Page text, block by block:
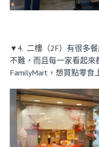
▼4. 二樓（2F）有很多
不難，而且每一家看起
FamilyMart，想買點零食